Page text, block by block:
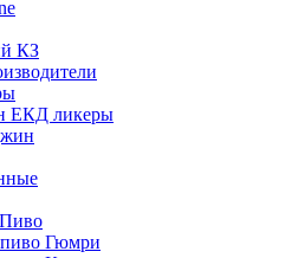
КЗ
ЕКД ликеры
Гюмри